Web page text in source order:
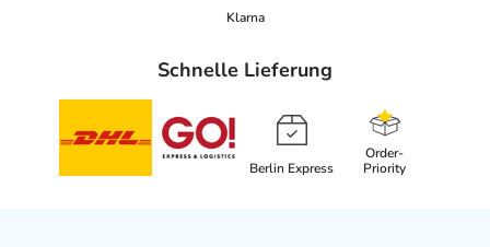
Klarna
Schnelle Lieferung
Berlin Express
Order-
Priority